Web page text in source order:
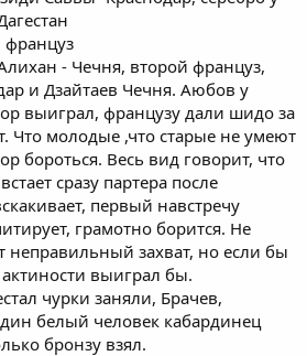
француз
- Чечня, второй француз,
и Дзайтаев Чечня. Аюбов у
выиграл, французу дали шидо за
Что молодые ,что старые не умеют
бороться. Весь вид говорит, что
сразу партера после
первый навстречу
грамотно борится. Не
захват, но если бы
выиграл бы.
чурки заняли, Брачев,
белый человек кабардинец
бронзу взял.